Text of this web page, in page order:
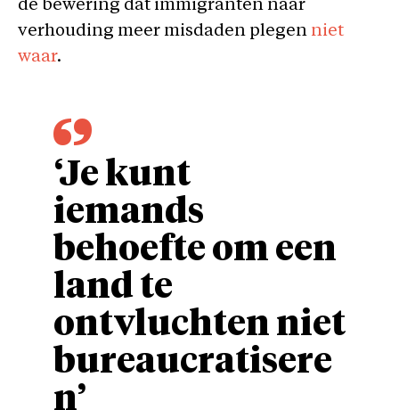
de bewering dat immigranten naar
verhouding meer misdaden plegen niet
waar.
‘Je kunt
iemands
behoefte om een
land te
ontvluchten niet
bureaucratisere
n’